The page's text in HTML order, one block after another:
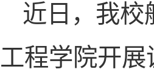
近日，我校
工程学院开